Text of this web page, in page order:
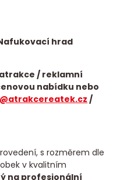
hrad
/ reklamní
nabídku nebo
/
s rozměrem dle
v kvalitním
na profesionální